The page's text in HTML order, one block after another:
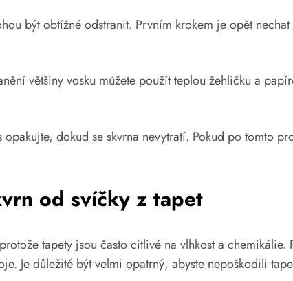
být obtížné odstranit. Prvním krokem je opět
většiny vosku můžete použít teplou žehličku a
dokud se skvrna nevytratí. Pokud po tomto
od svíčky z tapet
tapety jsou často citlivé na vlhkost a
Je důležité být velmi opatrný, abyste nepoškodili